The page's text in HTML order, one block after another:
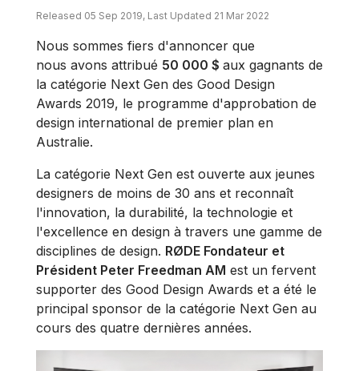
Released 05 Sep 2019, Last Updated 21 Mar 2022
Nous sommes fiers d'annoncer que
nous avons attribué 50 000 $ aux gagnants de
la catégorie Next Gen des Good Design
Awards 2019, le programme d'approbation de
design international de premier plan en
Australie.
La catégorie Next Gen est ouverte aux jeunes
designers de moins de 30 ans et reconnaît
l'innovation, la durabilité, la technologie et
l'excellence en design à travers une gamme de
disciplines de design. RØDE Fondateur et
Président Peter Freedman AM est un fervent
supporter des Good Design Awards et a été le
principal sponsor de la catégorie Next Gen au
cours des quatre dernières années.